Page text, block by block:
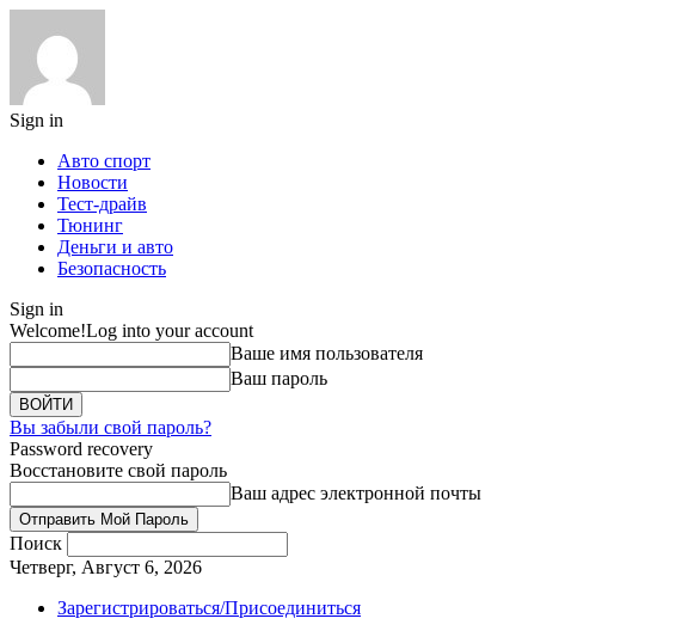
Sign in
Авто спорт
Новости
Тест-драйв
Тюнинг
Деньги и авто
Безопасность
Sign in
Welcome!Log into your account
Ваше имя пользователя
Ваш пароль
Вы забыли свой пароль?
Password recovery
Восстановите свой пароль
Ваш адрес электронной почты
Поиск
Четверг, Август 6, 2026
Зарегистрироваться/Присоединиться